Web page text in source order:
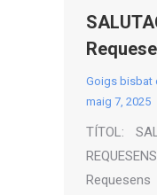
Goigs bisbat
maig 7, 2025
TÍTOL: